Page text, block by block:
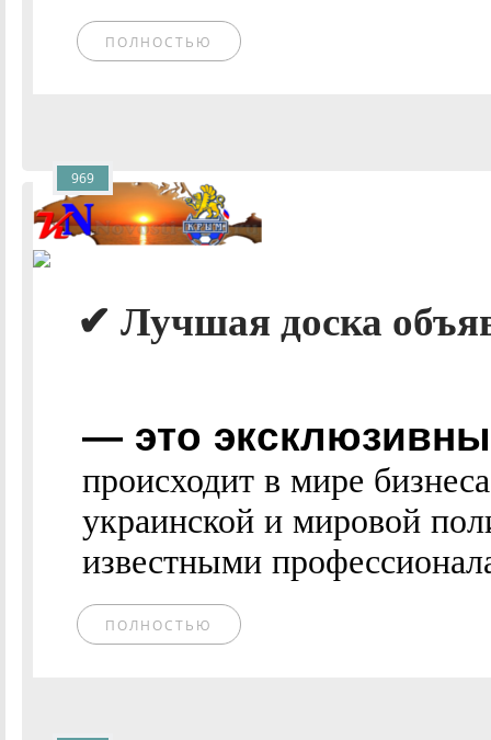
ПОЛНОСТЬЮ
✔ Лучшая доска
— это
происходит в мире
украинской и мировой
известными
ПОЛНОСТЬЮ
969